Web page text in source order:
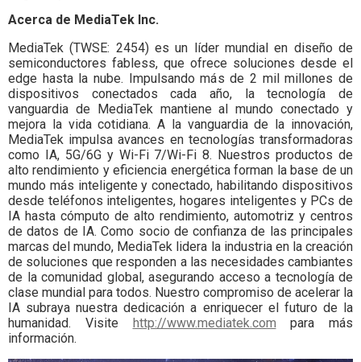
Acerca de MediaTek Inc.
MediaTek (TWSE: 2454) es un líder mundial en diseño de
semiconductores fabless, que ofrece soluciones desde el
edge hasta la nube. Impulsando más de 2 mil millones de
dispositivos conectados cada año, la tecnología de
vanguardia de MediaTek mantiene al mundo conectado y
mejora la vida cotidiana. A la vanguardia de la innovación,
MediaTek impulsa avances en tecnologías transformadoras
como IA, 5G/6G y Wi-Fi 7/Wi-Fi 8. Nuestros productos de
alto rendimiento y eficiencia energética forman la base de un
mundo más inteligente y conectado, habilitando dispositivos
desde teléfonos inteligentes, hogares inteligentes y PCs de
IA hasta cómputo de alto rendimiento, automotriz y centros
de datos de IA. Como socio de confianza de las principales
marcas del mundo, MediaTek lidera la industria en la creación
de soluciones que responden a las necesidades cambiantes
de la comunidad global, asegurando acceso a tecnología de
clase mundial para todos. Nuestro compromiso de acelerar la
IA subraya nuestra dedicación a enriquecer el futuro de la
humanidad. Visite http://www.mediatek.com para más
información.